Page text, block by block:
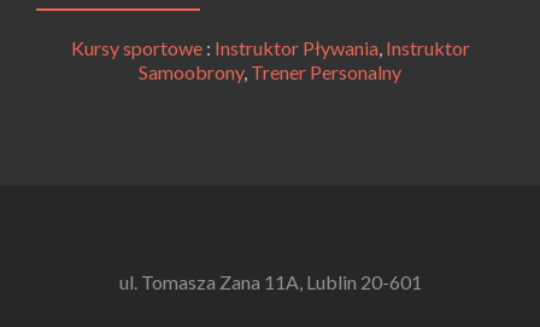
Kursy sportowe: Instruktor Pływania, Instruktor
Samoobrony, Trener Personalny
ul. Tomasza Zana 11A, Lublin 20-601